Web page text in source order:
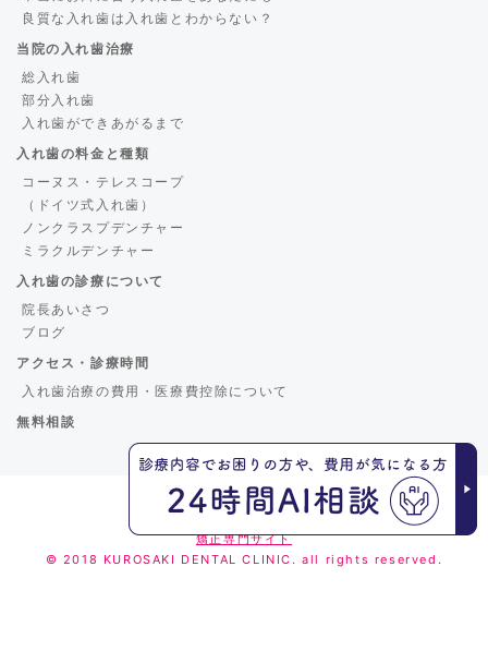
良質な入れ歯は入れ歯とわからない？
当院の入れ歯治療
総入れ歯
部分入れ歯
入れ歯ができあがるまで
入れ歯の料金と種類
コーヌス・テレスコープ
（ドイツ式入れ歯）
ノンクラスプデンチャー
ミラクルデンチャー
入れ歯の診療について
院長あいさつ
ブログ
アクセス・診療時間
入れ歯治療の費用・医療費控除について
無料相談
くろさき歯科
矯正専門サイト
© 2018 KUROSAKI DENTAL CLINIC. all rights reserved.